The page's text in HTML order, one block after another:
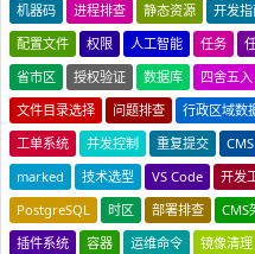
机器码
进程排查 静态资源 开发
配置文件
权限 人工智能 任务
省市区
授权验证 数据库 四舍五入
文件目录选择
问题排查 行政区域数
工单系统
并发控制 重复提交 CMS
marked
技术选型 VS Code 开发
PostgreSQL
时区 部署排查 CMS
插件系统
容器 运维命令 镜像清理